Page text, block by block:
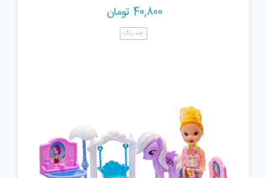
40,800 تومان
چند رنگ